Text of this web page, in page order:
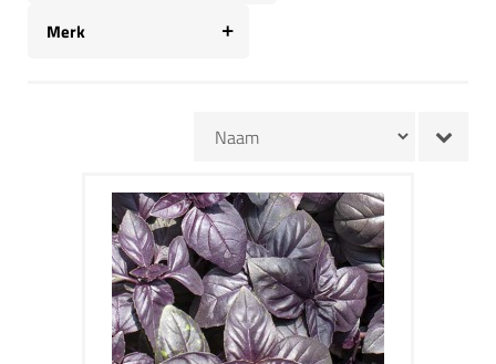
Merk